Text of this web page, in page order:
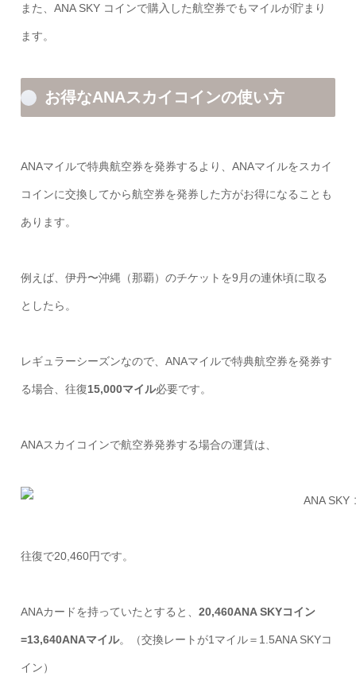
また、ANA SKY コインで購入した航空券でもマイルが貯まり
ます。
お得なANAスカイコインの使い方
ANAマイルで特典航空券を発券するより、ANAマイルをスカイ
コインに交換してから航空券を発券した方がお得になることも
あります。
例えば、伊丹〜沖縄（那覇）のチケットを9月の連休頃に取る
としたら。
レギュラーシーズンなので、ANAマイルで特典航空券を発券す
る場合、往復15,000マイル必要です。
ANAスカイコインで航空券発券する場合の運賃は、
往復で20,460円です。
ANAカードを持っていたとすると、 20,460ANA SKYコイン
=13,640ANAマイル。（交換レートが1マイル＝1.5ANA SKYコ
イン）